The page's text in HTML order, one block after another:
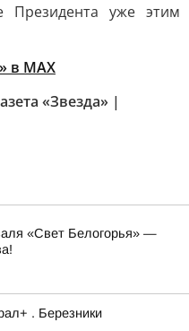
Президента уже этим
в MAX
«Звезда» |
«Свет Белогорья» —
. Березники